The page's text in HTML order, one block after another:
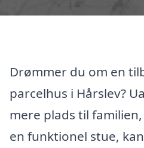
Drømmer du om en
parcelhus i Hårslev?
mere plads til
en funktionel stue,